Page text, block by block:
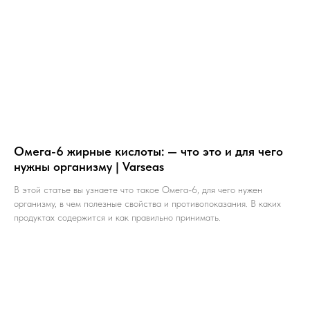
Омега-6 жирные кислоты: — что это и для чего
нужны организму | Varseas
В этой статье вы узнаете что такое Омега-6, для чего нужен
организму, в чем полезные свойства и противопоказания. В каких
продуктах содержится и как правильно принимать.